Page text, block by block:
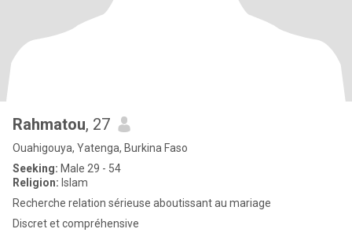
Rahmatou, 27
Ouahigouya, Yatenga, Burkina Faso
Seeking: Male 29 - 54
Religion: Islam
Recherche relation sérieuse aboutissant au mariage
Discret et compréhensive